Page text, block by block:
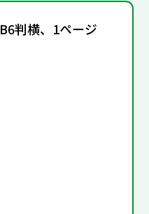
B6判横、1ページ